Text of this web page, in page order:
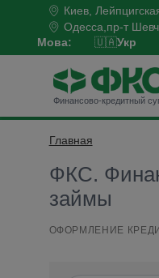
Киев,
Одесса,пр-т
Мова: 🇺🇦Укр
Финансово-кредитный
Главная
ФКС.
займы
ОФОРМЛЕНИЕ